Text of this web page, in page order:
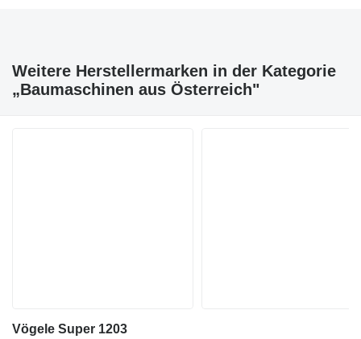
Weitere Herstellermarken in der Kategorie
„Baumaschinen aus Österreich"
Vögele Super 1203